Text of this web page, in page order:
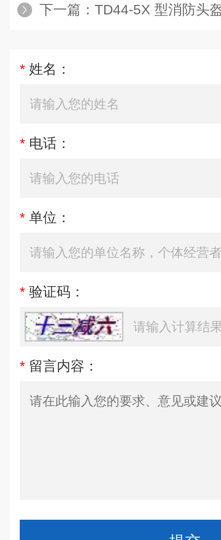
下一篇： TD44-5X 型消防头盔阻燃
* 姓名：
* 电话：
* 单位：
* 验证码：
* 留言内容：